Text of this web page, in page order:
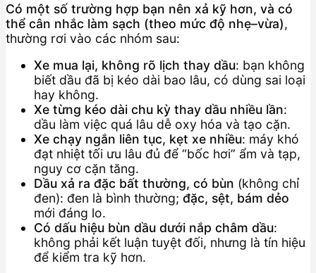
Có một số trường hợp bạn nên xả kỹ hơn, và có
thể cân nhắc làm sạch (theo mức độ nhẹ–vừa),
thường rơi vào các nhóm sau:
Xe mua lại, không rõ lịch thay dầu: bạn không
biết dầu đã bị kéo dài bao lâu, có dùng sai loại
hay không.
Xe từng kéo dài chu kỳ thay dầu nhiều lần:
dầu làm việc quá lâu dễ oxy hóa và tạo cặn.
Xe chạy ngắn liên tục, kẹt xe nhiều: máy khó
đạt nhiệt tối ưu lâu đủ để “bốc hơi” ẩm và tạp,
nguy cơ cặn tăng.
Dầu xả ra đặc bất thường, có bùn (không chỉ
đen): đen là bình thường; đặc, sệt, bám dẻo
mới đáng lo.
Có dấu hiệu bùn dầu dưới nắp châm dầu:
không phải kết luận tuyệt đối, nhưng là tín hiệu
để kiểm tra kỹ hơn.